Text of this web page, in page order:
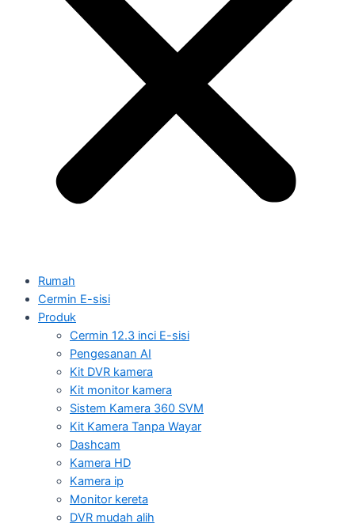
Rumah
Cermin E-sisi
Produk
Cermin 12.3 inci E-sisi
Pengesanan AI
Kit DVR kamera
Kit monitor kamera
Sistem Kamera 360 SVM
Kit Kamera Tanpa Wayar
Dashcam
Kamera HD
Kamera ip
Monitor kereta
DVR mudah alih